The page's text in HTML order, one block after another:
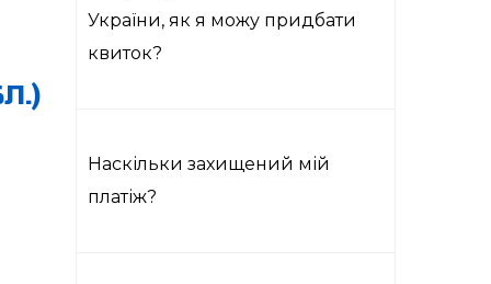
України, як я можу придбати
квиток?
Наскільки захищений мій
платіж?